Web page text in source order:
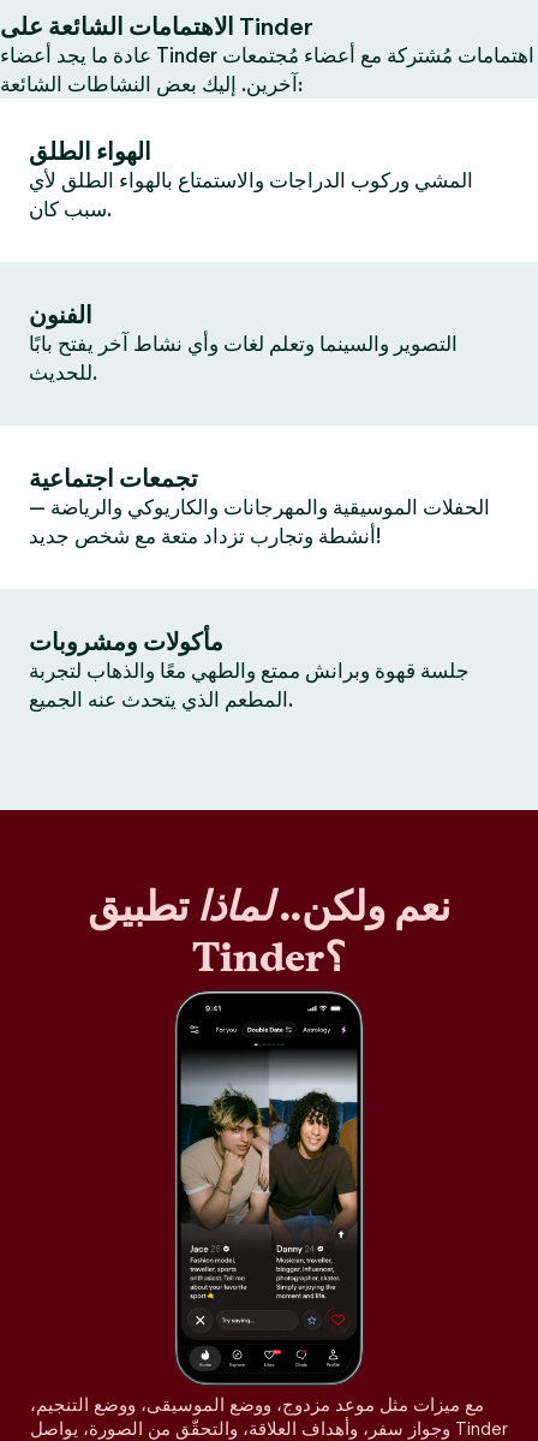
الاهتمامات الشائعة على Tinder
عادة ما يجد أعضاء Tinder اهتمامات مُشتركة مع أعضاء مُجتمعات
آخرين. إليك بعض النشاطات الشائعة:
الهواء الطلق
المشي وركوب الدراجات والاستمتاع بالهواء الطلق لأي
سبب كان.
الفنون
التصوير والسينما وتعلم لغات وأي نشاط آخر يفتح بابًا
للحديث.
تجمعات اجتماعية
الحفلات الموسيقية والمهرجانات والكاريوكي والرياضة —
أنشطة وتجارب تزداد متعة مع شخص جديد!
مأكولات ومشروبات
جلسة قهوة وبرانش ممتع والطهي معًا والذهاب لتجربة
المطعم الذي يتحدث عنه الجميع.
نعم ولكن..لماذا تطبيق
Tinder؟
مع ميزات مثل موعد مزدوج، ووضع الموسيقى، ووضع التنجيم،
وجواز سفر، وأهداف العلاقة، والتحقّق من الصورة، يواصل Tinder